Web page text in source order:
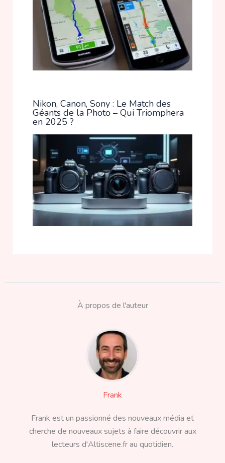
Nikon, Canon, Sony : Le Match des
Géants de la Photo – Qui Triomphera
en 2025 ?
À propos de l'auteur
Frank
Frank est un passionné des nouveaux média et
cherche de nouveaux sujets à faire découvrir aux
lecteurs d'Altiscene.fr au quotidien.